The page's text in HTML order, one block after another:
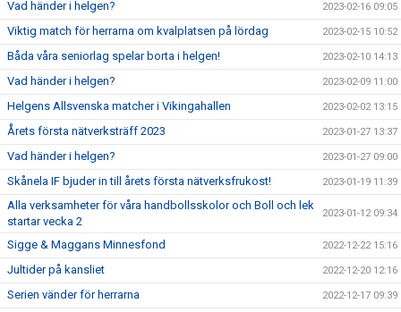
Vad händer i helgen? 2023-02-16 09:05
Viktig match för herrarna om kvalplatsen på lördag 2023-02-15 10:52
Båda våra seniorlag spelar borta i helgen! 2023-02-10 14:13
Vad händer i helgen? 2023-02-09 11:00
Helgens Allsvenska matcher i Vikingahallen 2023-02-02 13:15
Årets första nätverksträff 2023 2023-01-27 13:37
Vad händer i helgen? 2023-01-27 09:00
Skånela IF bjuder in till årets första nätverksfrukost! 2023-01-19 11:39
Alla verksamheter för våra handbollsskolor och Boll och lek
startar vecka 2
2023-01-12 09:34
Sigge & Maggans Minnesfond 2022-12-22 15:16
Jultider på kansliet 2022-12-20 12:16
Serien vänder för herrarna 2022-12-17 09:39